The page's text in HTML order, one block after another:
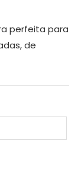
perfeita para
de